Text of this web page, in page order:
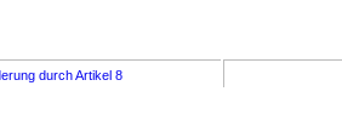
durch Artikel 8